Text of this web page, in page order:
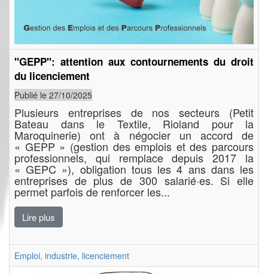
"GEPP": attention aux contournements du droit
du licenciement
Publié le 27/10/2025
Plusieurs entreprises de nos secteurs (Petit
Bateau dans le Textile, Rioland pour la
Maroquinerie) ont à négocier un accord de
« GEPP » (gestion des emplois et des parcours
professionnels, qui remplace depuis 2017 la
« GEPC »), obligation tous les 4 ans dans les
entreprises de plus de 300 salarié·es. Si elle
permet parfois de renforcer les...
Lire plus
Emploi, industrie, licenciement